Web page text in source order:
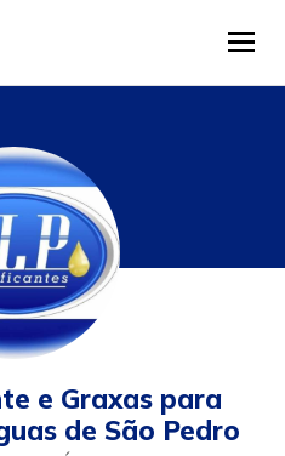
e Graxas para
de São Pedro